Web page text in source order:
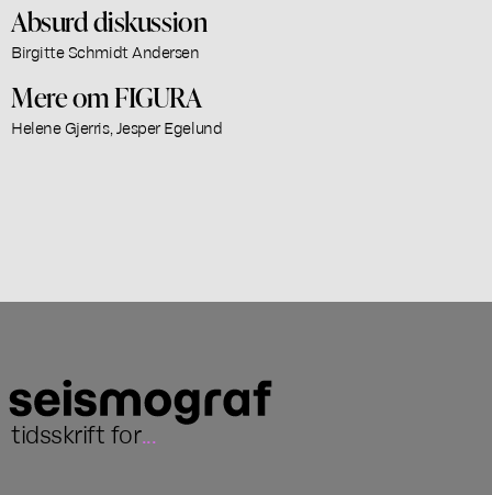
Absurd diskussion
Birgitte Schmidt Andersen
Mere om FIGURA
Helene Gjerris, Jesper Egelund
tidsskrift for...